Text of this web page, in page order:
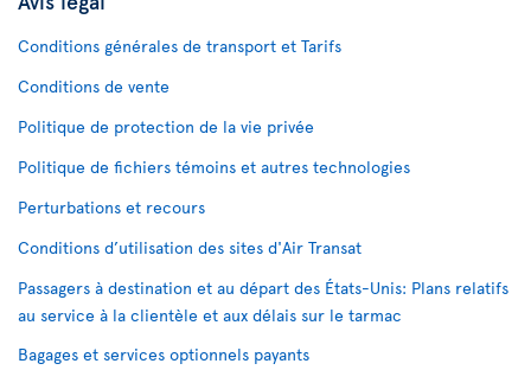
Conditions générales de transport et Tarifs
Conditions de vente
Politique de protection de la vie privée
Politique de fichiers témoins et autres technologies
Perturbations et recours
Conditions d’utilisation des sites d'Air Transat
Passagers à destination et au départ des États-Unis: Plans relatifs
au service à la clientèle et aux délais sur le tarmac
Bagages et services optionnels payants